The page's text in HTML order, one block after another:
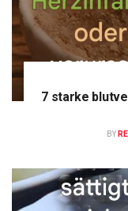
7 starke
BY